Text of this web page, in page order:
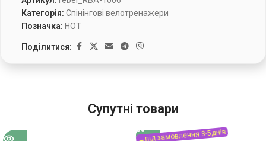
Категорія: Спінінгові велотренажери
Позначка: HOT
Поділитися:
Супутні товари